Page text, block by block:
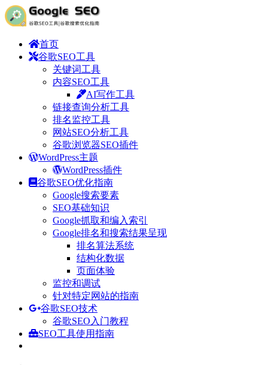
首页
谷歌SEO工具
关键词工具
内容SEO工具
AI写作工具
链接查询分析工具
排名监控工具
网站SEO分析工具
谷歌浏览器SEO插件
WordPress主题
WordPress插件
谷歌SEO优化指南
Google搜索要素
SEO基础知识
Google抓取和编入索引
Google排名和搜索结果呈现
排名算法系统
结构化数据
页面体验
监控和调试
针对特定网站的指南
谷歌SEO技术
谷歌SEO入门教程
SEO工具使用指南